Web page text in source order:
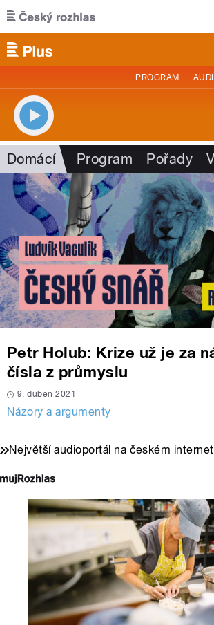
Přejít k hlavnímu obsahu
PROGRAM
Domácí Program Pořady
Petr Holub: Krize už je za
čísla z průmyslu
9. duben 2021
Názory a argumenty
Největší audioportál na českém